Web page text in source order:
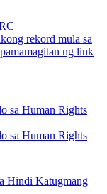
rekord mula sa
ng link
sa Human Rights
sa Human Rights
Hindi Katugmang